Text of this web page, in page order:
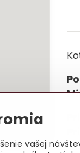
vašej